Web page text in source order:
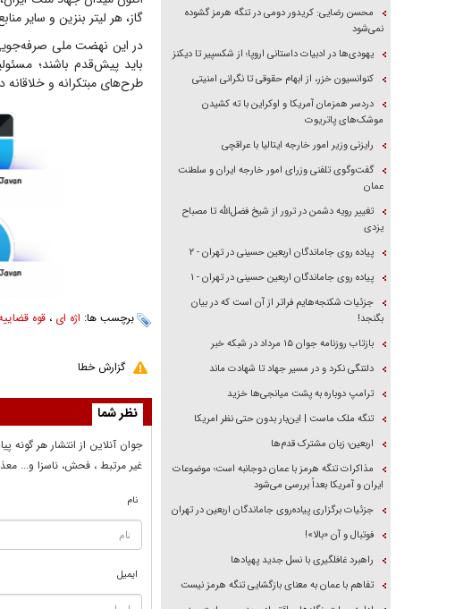
گاز، هر لیتر بنزین و سایر
در این نهضت ملی
باید پیش‌قدم باشند؛
طرح‌های مبتکرانه و
برچسب ها: اژه ای ، قوه
گزارش خطا
نظر شما
جوان آنلاين از انتشار هر گونه
غير مرتبط ، فحش، ناسزا و...
نام
ایمیل
محسن رضایی: کریدور دومی در تنگه هرمز گشوده
نمی‌شود
یهودی‌ها در ادبیات داستانی اروپا؛ از شکسپیر تا دیکنز
کنوانسیون خزر، از ابهام حقوقی تا نگرانی امنیتی
دردسر همزمان آمریکا و اوکراین با ته کشیدن
موشک‌های پاتریوت
رایزنی وزیر امور خارجه ایتالیا با عراقچی
گفت‌وگوی تلفنی وزرای امور خارجه ایران و سلطنت
عمان
تغییر رویه دشمن در ترور از شیخ فضل‌الله تا مصباح
یزدی
پیاده روی جاماندگان اربعین حسینی در تهران - ۲
پیاده روی جاماندگان اربعین حسینی در تهران - ۱
جزئیات شکنجه‌هایم فراتر از آن است که در بیان
بگنجد!
بازتاب روزنامه جوان ۱۵ مرداد در شبکه خبر
دلتنگی نکرد و در مسیر جهاد تا شهادت ماند
ترامپ دوباره به پشت میانجی‌ها خزید
تنگه ملک ماست | این‌بار بدون حتی نظر امریکا
اربعین؛ زبان مشترک قدم‌ها
مذاکرات تنگه هرمز با عمان دوجانبه است؛ موضوعات
ایران و آمریکا بعداً بررسی می‌شود
جزئیات برگزاری پیاده‌روی جاماندگان اربعین در تهران
فوتبال و آن «بالا»!
راهبرد غافلگیری با نسل جدید پهپاد‌ها
تفاهم با عمان به معنای بازگشایی تنگه هرمز نیست